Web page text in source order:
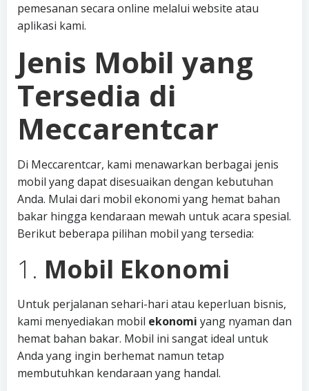
pemesanan secara online melalui website atau
aplikasi kami.
Jenis Mobil yang
Tersedia di
Meccarentcar
Di Meccarentcar, kami menawarkan berbagai jenis
mobil yang dapat disesuaikan dengan kebutuhan
Anda. Mulai dari mobil ekonomi yang hemat bahan
bakar hingga kendaraan mewah untuk acara spesial.
Berikut beberapa pilihan mobil yang tersedia:
1. Mobil Ekonomi
Untuk perjalanan sehari-hari atau keperluan bisnis,
kami menyediakan mobil ekonomi yang nyaman dan
hemat bahan bakar. Mobil ini sangat ideal untuk
Anda yang ingin berhemat namun tetap
membutuhkan kendaraan yang handal.